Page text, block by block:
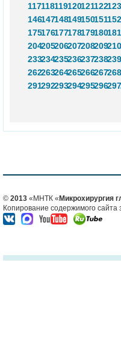
117118119120121122123
146147148149150151152
175176177178179180181
204205206207208209210
233234235236237238239
262263264265266267268
291292293294295296297
© 2013 «МНТК « Микрохирургия
Копирование содержимого